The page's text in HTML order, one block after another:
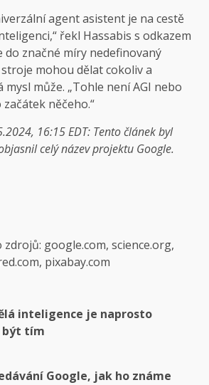
agent asistent je na cestě
řekl Hassabis s odkazem
do značné míry nedefinovaný
mohou dělat cokoliv a
mysl může. „Tohle není AGI nebo
něčeho.“
16:15 EDT: Tento článek byl
celý název projektu Google.
google.com, science.org,
pixabay.com
inteligence je naprosto
být tím
Google, jak ho známe